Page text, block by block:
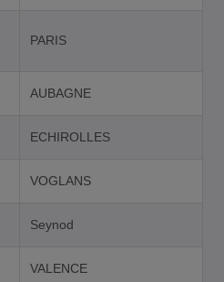
PARIS
AUBAGNE
ECHIROLLES
VOGLANS
Seynod
VALENCE